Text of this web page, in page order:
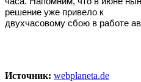
решение уже привело к
двухчасовому сбою в работе
Источник: webplaneta.de